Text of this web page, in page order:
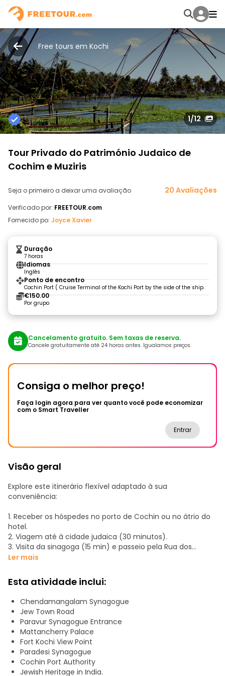
Free tours em Kochi
1/12
Tour Privado do Património Judaico de
Cochim e Muziris
Seja o primeiro a deixar uma avaliação 20 Avaliações
Verificado por: FREETOUR.com
Fornecido po: Joyce Xavier
Duração
7 horas
Idiomas
Inglês
Ponto de encontro
Cochin Port ( Cruise Terminal of the Kochi Port by the side of the ship.
€150.00
Por grupo
Cancelamento gratuito. Sem taxas de reserva.
Cancele gratuitamente até 24 horas antes. Igualamos preços.
Consiga o melhor preço!
Faça login agora para ver quanto você pode economizar
com o Smart Traveller
Entrar
Visão geral
Explore este itinerário flexível adaptado à sua
conveniência:
1. Receber os hóspedes no porto de Cochin ou no átrio do
hotel.
2. Viagem até à cidade judaica (30 minutos).
3. Visita da sinagoga (15 min) e passeio pela Rua dos
Judeus (30 min).
5. Viagem para Fort Kochi (15 min).
6. Visita das redes de pesca chinesas (15 min).
7. Exploração da Igreja de S. Francisco com o túmulo de
Vasco da Gama (15 min).
8. Viagem para Paravoor (1 hora).
9. Visita da Sinagoga de Paravoor (30 min).
10. Viagem para Chennamangalam (também conhecido
como Muziris, 30 minutos).
11. Visita à Sinagoga (30 min).
12. Almoço num restaurante local (45 min).
Ler mais
Esta atividade inclui:
Chendamangalam Synagogue
Jew Town Road
Paravur Synagogue Entrance
Mattancherry Palace
Fort Kochi View Point
Paradesi Synagogue
Cochin Port Authority
Jewish Heritage in India.